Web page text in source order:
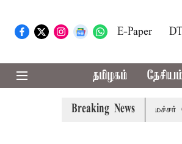
E-Paper
தமிழகம் தேசியம்
Breaking News
முன்னாள் அமைச்சர்